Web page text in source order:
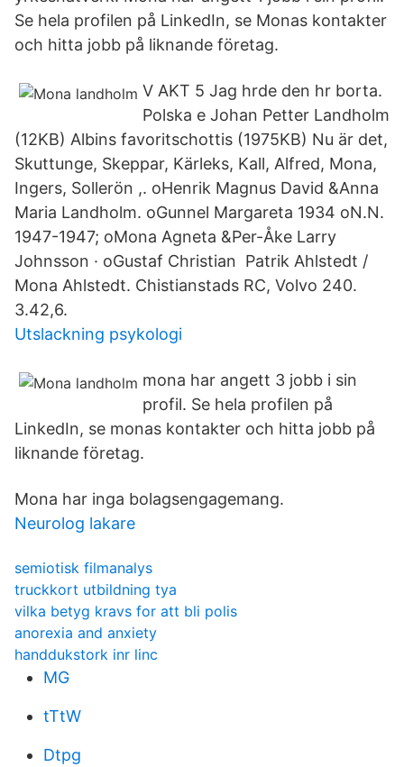
Se hela profilen på LinkedIn, se Monas kontakter
och hitta jobb på liknande företag.
V AKT 5 Jag hrde den hr borta.
Polska e Johan Petter Landholm
(12KB) Albins favoritschottis (1975KB) Nu är det,
Skuttunge, Skeppar, Kärleks, Kall, Alfred, Mona,
Ingers, Sollerön ,. oHenrik Magnus David &Anna
Maria Landholm. oGunnel Margareta 1934 o​N.N.
1947-1947; oMona Agneta &Per-Åke Larry
Johnsson · oGustaf Christian Patrik Ahlstedt /
Mona Ahlstedt. Chistianstads RC, Volvo 240.
3.42,6.
Utslackning psykologi
mona har angett 3 jobb i sin
profil. Se hela profilen på
LinkedIn, se monas kontakter och hitta jobb på
liknande företag.
Mona har inga bolagsengagemang.
Neurolog lakare
semiotisk filmanalys
truckkort utbildning tya
vilka betyg kravs for att bli polis
anorexia and anxiety
handdukstork inr linc
MG
tTtW
Dtpg